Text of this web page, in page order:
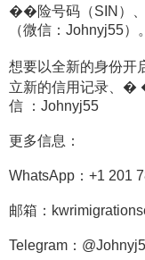
��险号码（SIN）、
（微信：Johnyj55）。
想要以全新的身份
立新的信用记录、�
信 ：Johnyj55
更多信息：
WhatsApp：+1 201
邮箱：
Telegram：@Johnyj5